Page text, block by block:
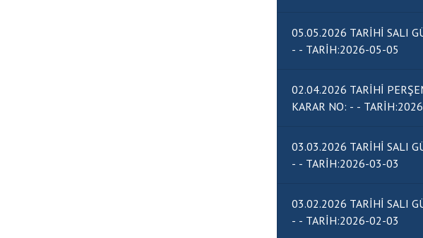
05.05.2026 TARİHİ SALI
- - TARİH:2026-05-05
02.04.2026 TARİHİ
KARAR NO: - -
03.03.2026 TARİHİ SALI
- - TARİH:2026-03-03
03.02.2026 TARİHİ SALI
- - TARİH:2026-02-03